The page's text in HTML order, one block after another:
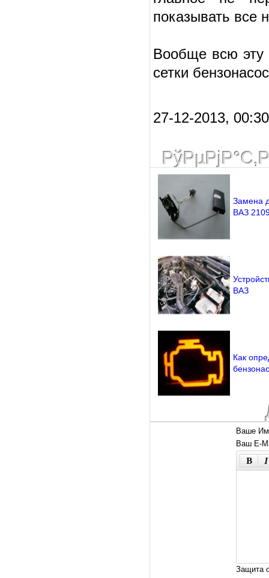
показывать все
Вообще всю эту
сетки
27-12-2013,
Замена
ВАЗ
ВАЗ
Как
Ваше
Ваш E-
Защита